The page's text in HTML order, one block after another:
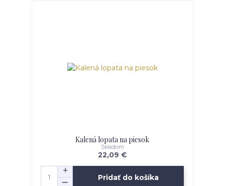
Kalená lopata na piesok
22,09 €
Skladom
Pridať do košíka